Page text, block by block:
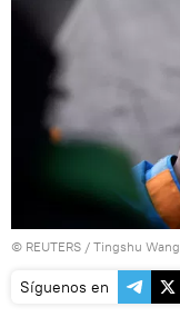
© REUTERS / Tingshu Wang
Síguenos en